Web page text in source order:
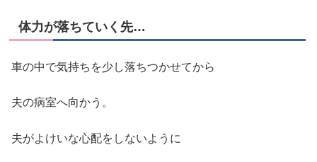
体力が落ちていく先…
車の中で気持ちを少し落ちつかせてから
夫の病室へ向かう。
夫がよけいな心配をしないように